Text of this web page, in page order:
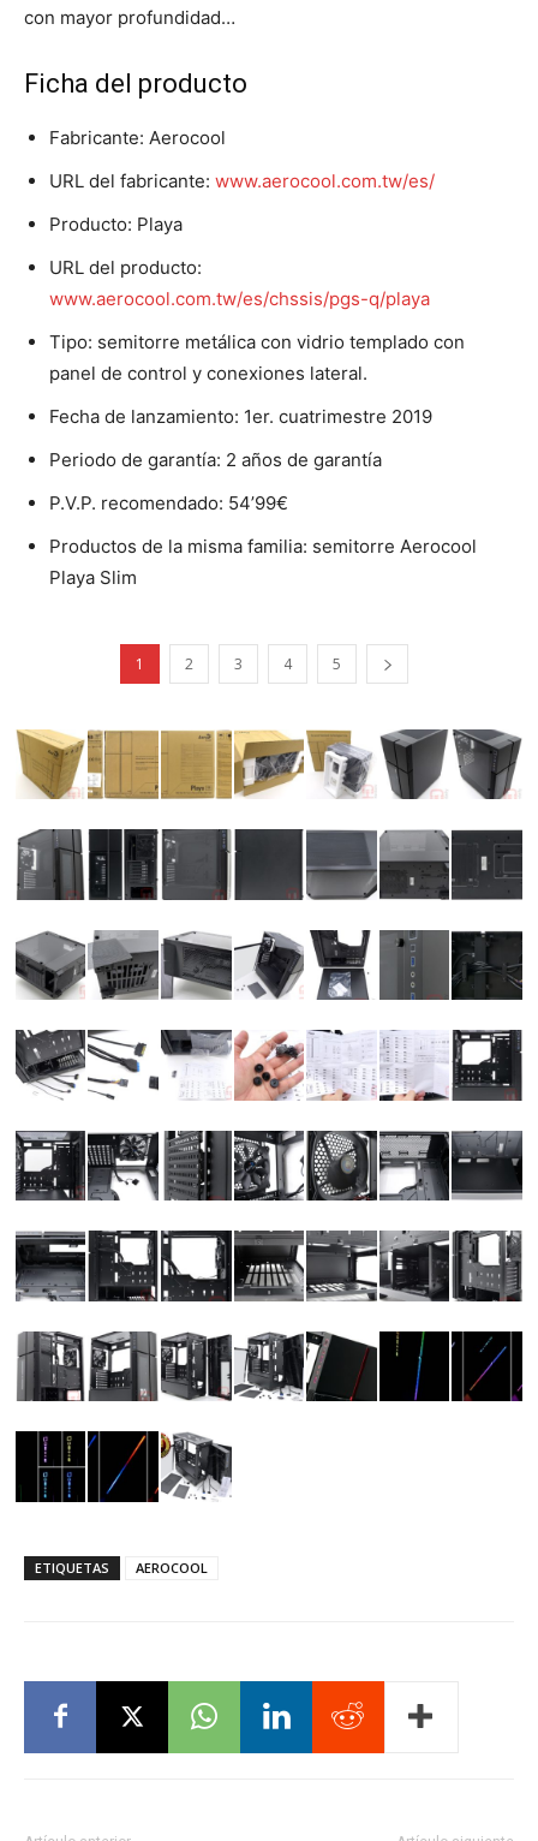
con mayor profundidad…
Ficha del producto
Fabricante: Aerocool
URL del fabricante: www.aerocool.com.tw/es/
Producto: Playa
URL del producto:
www.aerocool.com.tw/es/chssis/pgs-q/playa
Tipo: semitorre metálica con vidrio templado con
panel de control y conexiones lateral.
Fecha de lanzamiento: 1er. cuatrimestre 2019
Periodo de garantía: 2 años de garantía
P.V.P. recomendado: 54’99€
Productos de la misma familia: semitorre Aerocool
Playa Slim
1 2 3 4 5
ETIQUETAS AEROCOOL